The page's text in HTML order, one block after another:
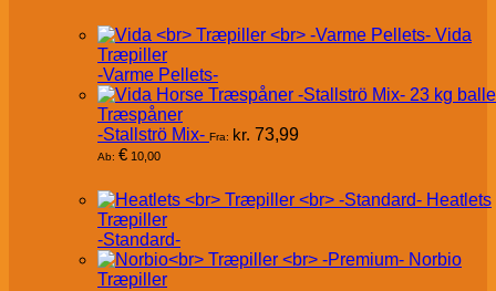
Vida
Træpiller
-Varme Pellets-
Træspåner
-Stallströ Mix- Fra: kr. 73,99
Ab: € 10,00
Heatlets
Træpiller
-Standard-
Norbio
Træpiller